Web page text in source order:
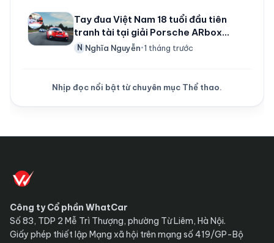
Tay đua Việt Nam 18 tuổi đầu tiên
tranh tài tại giải Porsche ARbox
Carrera Cup Asia
N Nghĩa Nguyễn•1 tháng trước
Nhịp đọc nổi bật từ chuyên mục Thể thao.
Công ty Cổ phần WhatCar
Số 83, TDP 2 Mễ Trì Thượng, phường Từ Liêm, Hà Nội.
Giấy phép thiết lập Mạng xã hội trên mạng số 419/GP-Bộ